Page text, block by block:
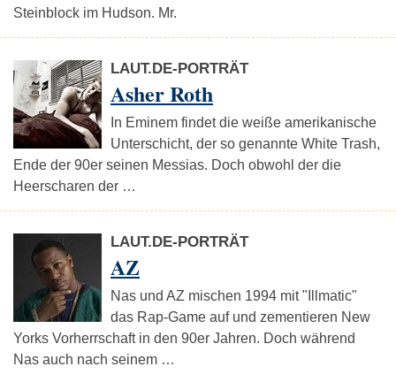
Steinblock im Hudson. Mr.
LAUT.DE-PORTRÄT
Asher Roth
In Eminem findet die weiße amerikanische
Unterschicht, der so genannte White Trash,
Ende der 90er seinen Messias. Doch obwohl der die
Heerscharen der …
LAUT.DE-PORTRÄT
AZ
Nas und AZ mischen 1994 mit "Illmatic"
das Rap-Game auf und zementieren New
Yorks Vorherrschaft in den 90er Jahren. Doch während
Nas auch nach seinem …